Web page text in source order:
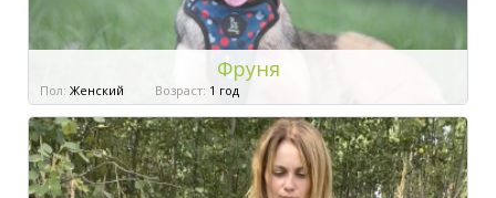
Фруня
Пол: Женский Возраст: 1 год